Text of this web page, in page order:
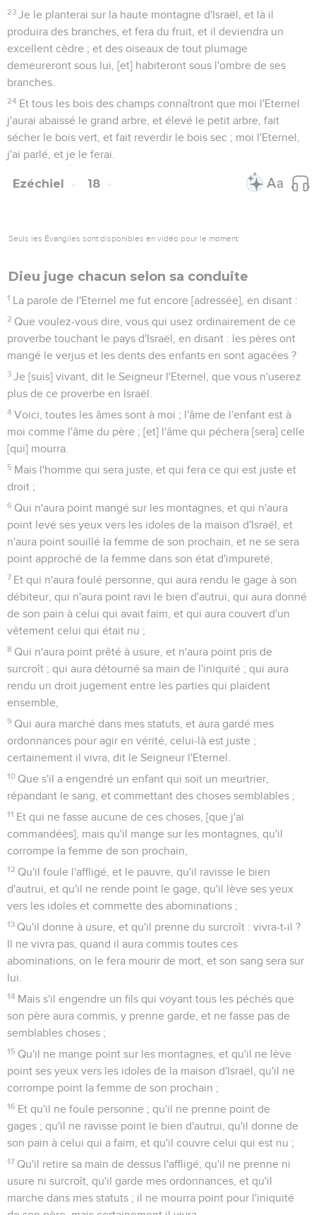
23 Je le planterai sur la haute montagne d'Israël, et là il
produira des branches, et fera du fruit, et il deviendra un
excellent cèdre ; et des oiseaux de tout plumage
demeureront sous lui, [et] habiteront sous l'ombre de ses
branches.
24 Et tous les bois des champs connaîtront que moi l'Eternel
j'aurai abaissé le grand arbre, et élevé le petit arbre, fait
sécher le bois vert, et fait reverdir le bois sec ; moi l'Eternel,
j'ai parlé, et je le ferai.
Ezéchiel 18
Seuls les Évangiles sont disponibles en vidéo pour le moment.
Dieu juge chacun selon sa conduite
1 La parole de l'Eternel me fut encore [adressée], en disant :
2 Que voulez-vous dire, vous qui usez ordinairement de ce
proverbe touchant le pays d'Israël, en disant : les pères ont
mangé le verjus et les dents des enfants en sont agacées ?
3 Je [suis] vivant, dit le Seigneur l'Eternel, que vous n'userez
plus de ce proverbe en Israël.
4 Voici, toutes les âmes sont à moi ; l'âme de l'enfant est à
moi comme l'âme du père ; [et] l'âme qui péchera [sera] celle
[qui] mourra.
5 Mais l'homme qui sera juste, et qui fera ce qui est juste et
droit ;
6 Qui n'aura point mangé sur les montagnes, et qui n'aura
point levé ses yeux vers les idoles de la maison d'Israël, et
n'aura point souillé la femme de son prochain, et ne se sera
point approché de la femme dans son état d'impureté,
7 Et qui n'aura foulé personne, qui aura rendu le gage à son
débiteur, qui n'aura point ravi le bien d'autrui, qui aura donné
de son pain à celui qui avait faim, et qui aura couvert d'un
vêtement celui qui était nu ;
8 Qui n'aura point prêté à usure, et n'aura point pris de
surcroît ; qui aura détourné sa main de l'iniquité ; qui aura
rendu un droit jugement entre les parties qui plaident
ensemble,
9 Qui aura marché dans mes statuts, et aura gardé mes
ordonnances pour agir en vérité, celui-là est juste ;
certainement il vivra, dit le Seigneur l'Eternel.
10 Que s'il a engendré un enfant qui soit un meurtrier,
répandant le sang, et commettant des choses semblables ;
11 Et qui ne fasse aucune de ces choses, [que j'ai
commandées], mais qu'il mange sur les montagnes, qu'il
corrompe la femme de son prochain,
12 Qu'il foule l'affligé, et le pauvre, qu'il ravisse le bien
d'autrui, et qu'il ne rende point le gage, qu'il lève ses yeux
vers les idoles et commette des abominations ;
13 Qu'il donne à usure, et qu'il prenne du surcroît : vivra-t-il ?
Il ne vivra pas, quand il aura commis toutes ces
abominations, on le fera mourir de mort, et son sang sera sur
lui.
14 Mais s'il engendre un fils qui voyant tous les péchés que
son père aura commis, y prenne garde, et ne fasse pas de
semblables choses ;
15 Qu'il ne mange point sur les montagnes, et qu'il ne lève
point ses yeux vers les idoles de la maison d'Israël, qu'il ne
corrompe point la femme de son prochain ;
16 Et qu'il ne foule personne ; qu'il ne prenne point de
gages ; qu'il ne ravisse point le bien d'autrui, qu'il donne de
son pain à celui qui a faim, et qu'il couvre celui qui est nu ;
17 Qu'il retire sa main de dessus l'affligé, qu'il ne prenne ni
usure ni surcroît, qu'il garde mes ordonnances, et qu'il
marche dans mes statuts ; il ne mourra point pour l'iniquité